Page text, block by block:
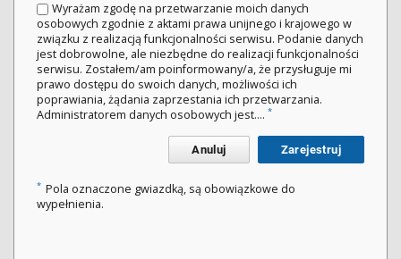
Wyrażam zgodę na przetwarzanie moich danych
osobowych zgodnie z aktami prawa unijnego i krajowego w
związku z realizacją funkcjonalności serwisu. Podanie danych
jest dobrowolne, ale niezbędne do realizacji funkcjonalności
serwisu. Zostałem/am poinformowany/a, że przysługuje mi
prawo dostępu do swoich danych, możliwości ich
poprawiania, żądania zaprzestania ich przetwarzania.
Administratorem danych osobowych jest.... *
Anuluj Zarejestruj
* Pola oznaczone gwiazdką, są obowiązkowe do
wypełnienia.